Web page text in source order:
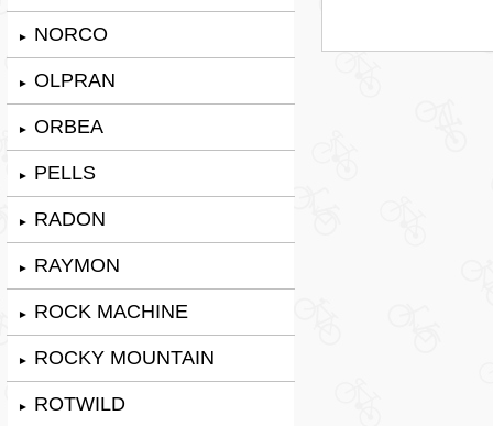
► NORCO
► OLPRAN
► ORBEA
► PELLS
► RADON
► RAYMON
► ROCK MACHINE
► ROCKY MOUNTAIN
► ROTWILD